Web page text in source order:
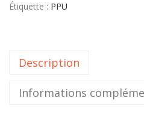
Étiquette : PPU
Description
Informations